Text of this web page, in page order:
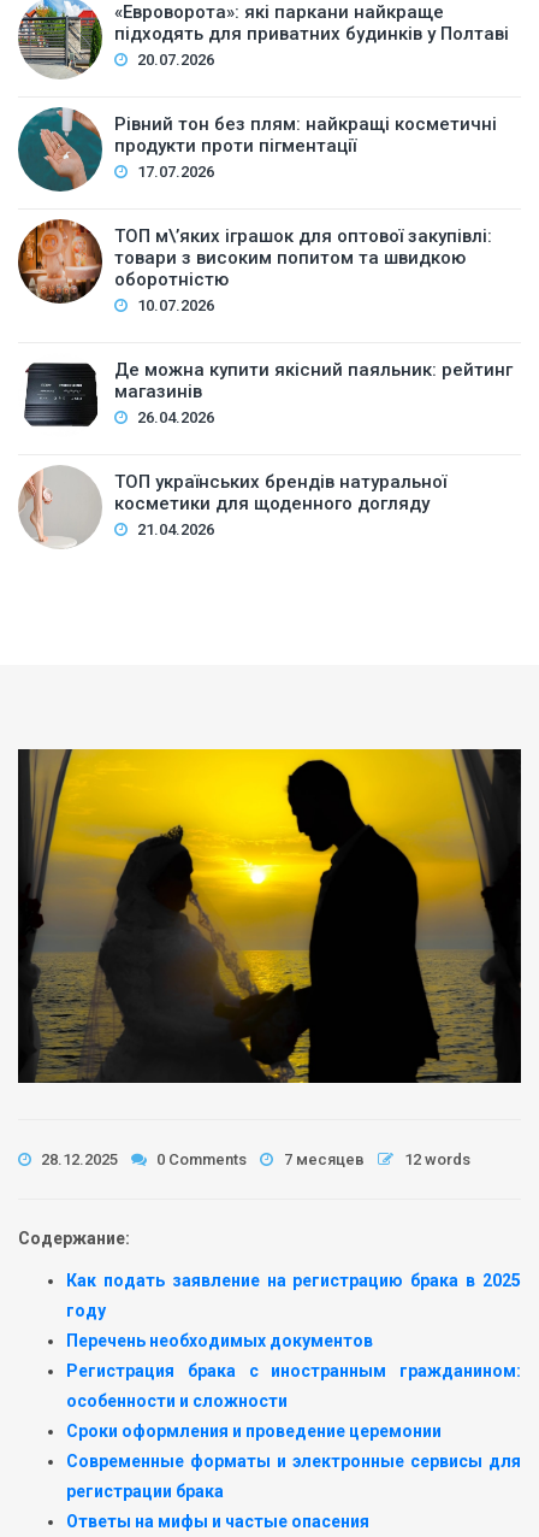
«Евроворота»: які паркани найкраще
підходять для приватних будинків у Полтаві
20.07.2026
Рівний тон без плям: найкращі косметичні
продукти проти пігментації
17.07.2026
ТОП м\’яких іграшок для оптової закупівлі:
товари з високим попитом та швидкою
оборотністю
10.07.2026
Де можна купити якісний паяльник: рейтинг
магазинів
26.04.2026
ТОП українських брендів натуральної
косметики для щоденного догляду
21.04.2026
28.12.2025 0 Comments 7 месяцев 12 words
Содержание:
Как подать заявление на регистрацию брака в 2025
году
Перечень необходимых документов
Регистрация брака с иностранным гражданином:
особенности и сложности
Сроки оформления и проведение церемонии
Современные форматы и электронные сервисы для
регистрации брака
Ответы на мифы и частые опасения